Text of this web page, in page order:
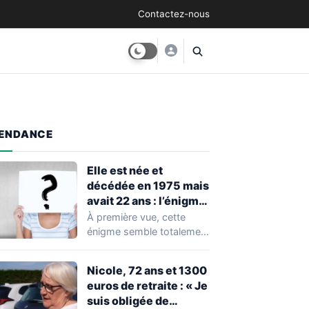
Contactez-nous
Elle est née et
décédée en 1975 mais
avait 22 ans : l’énigme
qui fait disjoncter tout
le monde
À première vue, cette
énigme semble totalement
pourrait-elle…
Nicole, 72 ans et 1300
euros de retraite : « Je
suis obligée de